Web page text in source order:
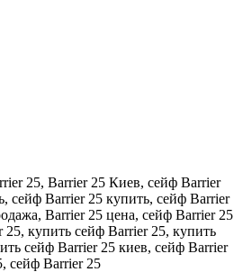
25, Barrier 25 Киев, сейф Barrier
сейф Barrier 25 купить, сейф Barrier
Barrier 25 цена, сейф Barrier 25
купить сейф Barrier 25, купить
сейф Barrier 25 киев, сейф Barrier
сейф Barrier 25